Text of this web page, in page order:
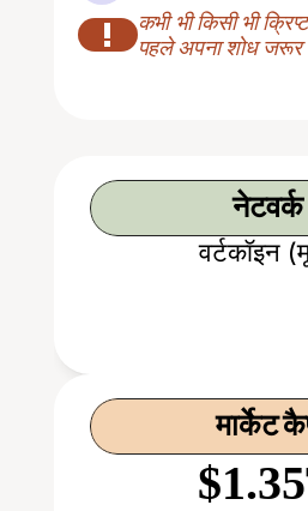
!
कभी भी किसी भी
पहले अपना शोध
नेटवर्क
वर्टकॉइन
मार्केट